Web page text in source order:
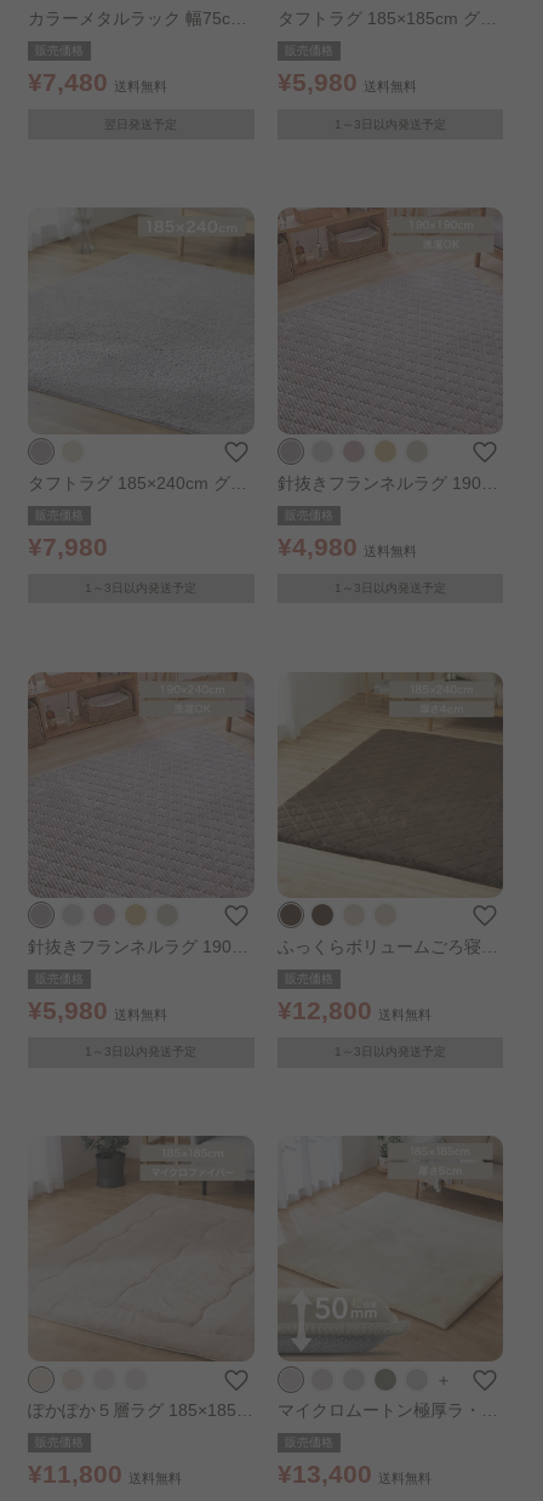
カラーメタルラック 幅75cm
CMM-75124 ダークグレー
販売価格
¥7,480 送料無料
翌日発送予定
タフトラグ 185×185cm グレ
ー販売価格
¥5,980 送料無料
1～3日以内発送予定
タフトラグ 185×240cm グレ
ー販売価格
¥7,980
1～3日以内発送予定
針抜きフランネルラグ 190×1
90 グレージュ
販売価格
¥4,980 送料無料
1～3日以内発送予定
針抜きフランネルラグ 190×2
40 グレージュ
販売価格
¥5,980 送料無料
1～3日以内発送予定
ふっくらボリュームごろ寝ラ
グ 185×240cm ブラウン
販売価格
¥12,800 送料無料
1～3日以内発送予定
ぽかぽか５層ラグ 185×185㎝
アイボリー
販売価格
¥11,800 送料無料
＋
マイクロムートン極厚ラ・ク
ッションラグ 185×185cm ベ
ージュ
販売価格
¥13,400 送料無料